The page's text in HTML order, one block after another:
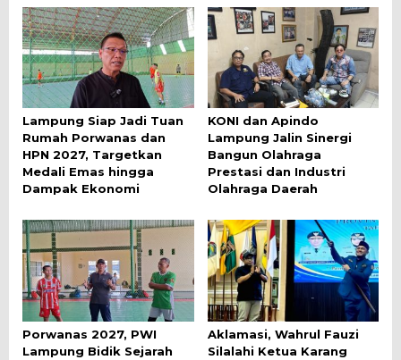
Lampung Siap Jadi Tuan
Rumah Porwanas dan
HPN 2027, Targetkan
Medali Emas hingga
Dampak Ekonomi
KONI dan Apindo
Lampung Jalin Sinergi
Bangun Olahraga
Prestasi dan Industri
Olahraga Daerah
Porwanas 2027, PWI
Lampung Bidik Sejarah
Aklamasi, Wahrul Fauzi
Silalahi Ketua Karang